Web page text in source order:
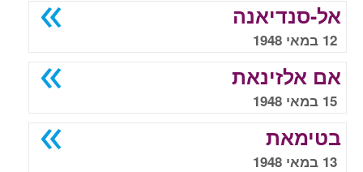
אל-סנדיאנה
12 במאי 1948
אם אלזינאת
15 במאי 1948
בטימאת
13 במאי 1948